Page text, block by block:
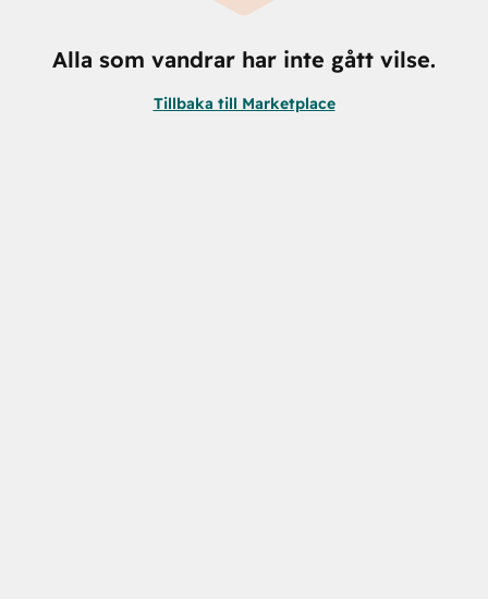
Alla som vandrar har inte gått vilse.
Tillbaka till Marketplace